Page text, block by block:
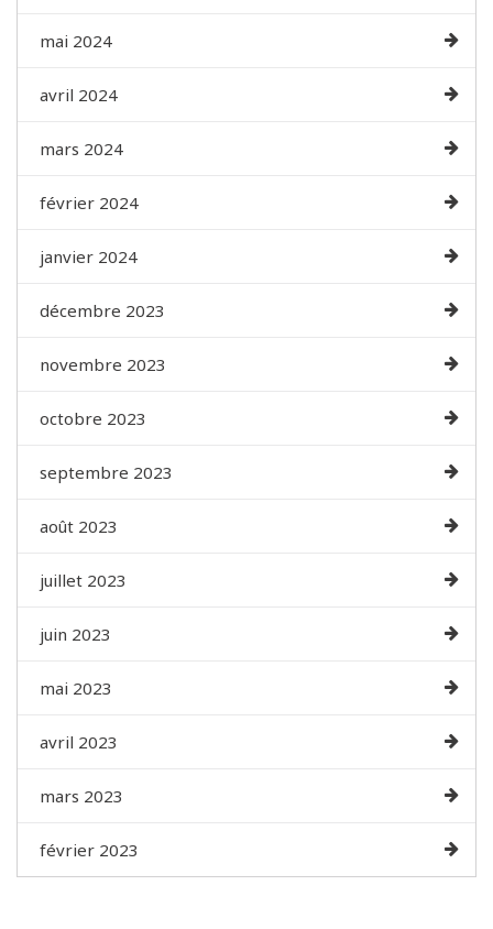
mai 2024
avril 2024
mars 2024
février 2024
janvier 2024
décembre 2023
novembre 2023
octobre 2023
septembre 2023
août 2023
juillet 2023
juin 2023
mai 2023
avril 2023
mars 2023
février 2023